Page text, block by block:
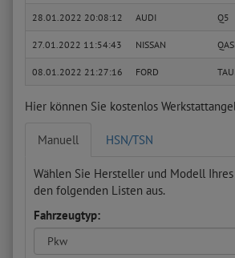
28.01.2022 20:08:12 AUDI Q5
27.01.2022 11:54:43 NISSAN
08.01.2022 21:27:16 FORD
Hier können Sie kostenlos
Manuell HSN/TSN
Wählen Sie Hersteller und Modell Ihres
den folgenden Listen aus.
Fahrzeugtyp: